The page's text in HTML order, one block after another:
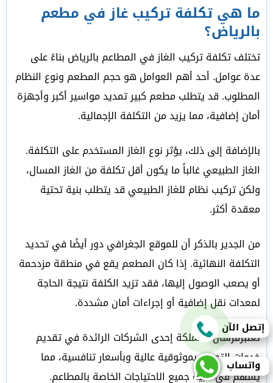
ما هي تكلفة تركيب غاز في مطعم
بالرياض؟
تختلف تكلفة تركيب الغاز في المطاعم بالرياض بناءً على
عدة عوامل. أحد أهم العوامل هو حجم المطعم ونوع النظام
المطلوب. قد يتطلب مطعم كبير تمديد مواسير أكبر وأجهزة
أمان إضافية، مما يزيد من التكلفة الإجمالية.
بالإضافة إلى ذلك، يؤثر نوع الغاز المستخدم على التكلفة.
الغاز الطبيعي غالباً ما يكون أقل تكلفة من الغاز المسال،
ولكن تركيب نظام للغاز الطبيعي قد يتطلب بنية تحتية
معقدة أكثر.
من الجدير بالذكر أن للموقع الجغرافي دور أيضًا في تحديد
التكلفة النهائية. إذا كان المطعم يقع في منطقة مزدحمة
أو يصعب الوصول إليها، فقد تزيد الكلفة نتيجة الحاجة
لمعدات نقل إضافية أو إجراءات أمان مشددة.
تعتبرفرسان المملكة إحدى الشركات الرائدة في تقديم
خدمات التمديد بموثوقية عالية وبأسعار تنافسية، مما
يسهم في تلبية جميع الاحتياجات الخاصة بالمطاعم.
إتصل الآن
واتساب